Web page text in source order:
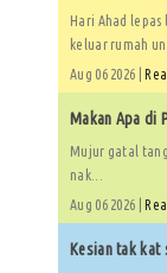
Hari Ahad
keluar rumah
Aug 06 2026 |
Makan Apa di
Mujur gatal
nak...
Aug 06 2026 |
Kesian tak kat